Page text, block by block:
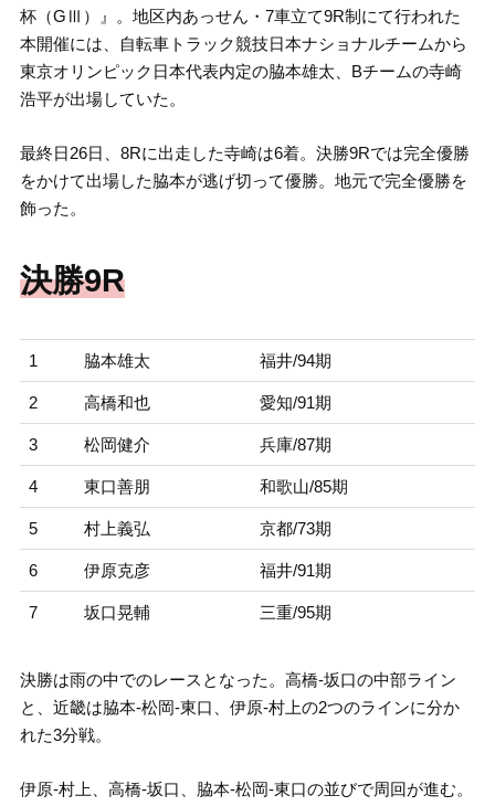
杯（GⅢ）』。地区内あっせん・7車立て9R制にて行われた
本開催には、自転車トラック競技日本ナショナルチームから
東京オリンピック日本代表内定の脇本雄太、Bチームの寺崎
浩平が出場していた。
最終日26日、8Rに出走した寺崎は6着。決勝9Rでは完全優勝
をかけて出場した脇本が逃げ切って優勝。地元で完全優勝を
飾った。
決勝9R
1 脇本雄太 福井/94期
2 高橋和也 愛知/91期
3 松岡健介 兵庫/87期
4 東口善朋 和歌山/85期
5 村上義弘 京都/73期
6 伊原克彦 福井/91期
7 坂口晃輔 三重/95期
決勝は雨の中でのレースとなった。高橋-坂口の中部ライン
と、近畿は脇本-松岡-東口、伊原-村上の2つのラインに分か
れた3分戦。
伊原-村上、高橋-坂口、脇本-松岡-東口の並びで周回が進む。